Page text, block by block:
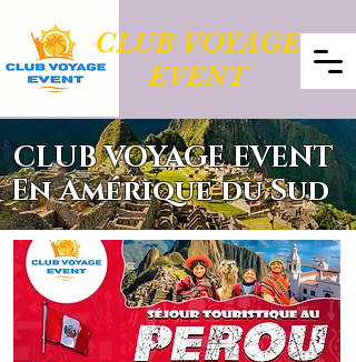
CLUB VOYAGE
EVENT
CLUB VOYAGE EVENT
En Amérique du Sud